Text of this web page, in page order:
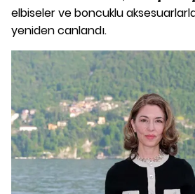
elbiseler ve boncuklu
yeniden canlandı.